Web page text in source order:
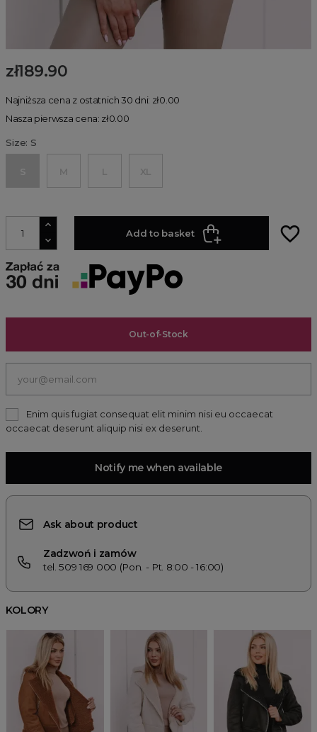
zł189.90
Najniższa cena z ostatnich 30 dni: zł0.00
Nasza pierwsza cena: zł0.00
Size: S
S M L XL
Add to basket favorite_border
Out-of-Stock
Enim quis fugiat consequat elit minim nisi eu occaecat
occaecat deserunt aliquip nisi ex deserunt.
Notify me when available
Ask about product
Zadzwoń i zamów
tel. 509 169 000 (Pon. - Pt. 8:00 - 16:00)
KOLORY